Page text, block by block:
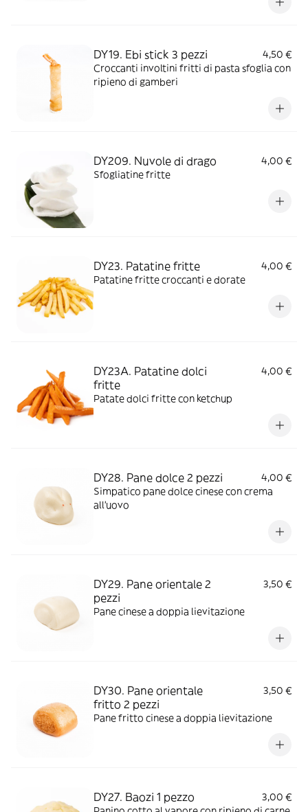
DY19. Ebi stick 3 pezzi
4,50 €
Croccanti involtini fritti di pasta sfoglia con
ripieno di gamberi
DY209. Nuvole di drago
4,00 €
Sfogliatine fritte
DY23. Patatine fritte
4,00 €
Patatine fritte croccanti e dorate
DY23A. Patatine dolci
fritte
4,00 €
Patate dolci fritte con ketchup
DY28. Pane dolce 2 pezzi
4,00 €
Simpatico pane dolce cinese con crema
all'uovo
DY29. Pane orientale 2
pezzi
3,50 €
Pane cinese a doppia lievitazione
DY30. Pane orientale
fritto 2 pezzi
3,50 €
Pane fritto cinese a doppia lievitazione
DY27. Baozi 1 pezzo
3,00 €